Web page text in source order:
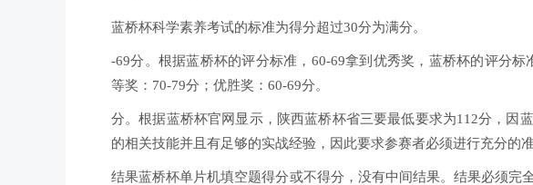
蓝桥杯科学素养考试的标准为得分超过30分为满分。
-69分。根据蓝桥杯的评分标准，60-69拿到优秀奖，蓝桥杯的评分
等奖：70-79分；优胜奖：60-69分。
分。根据蓝桥杯官网显示，陕西蓝桥杯省三要最低要求为112分，因
的相关技能并且有足够的实战经验，因此要求参赛者必须进行充分的
结果蓝桥杯单片机填空题得分或不得分，没有中间结果。结果必须完